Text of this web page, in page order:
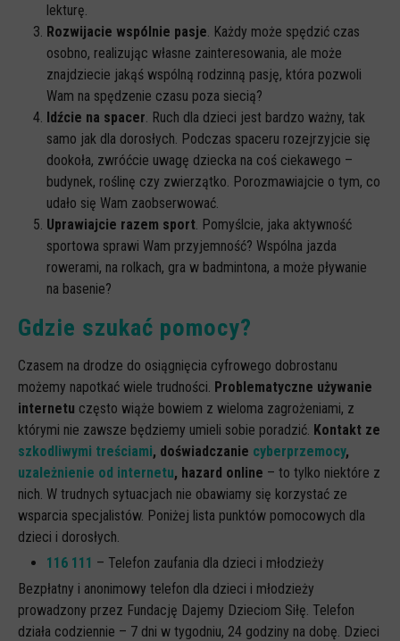
lekturę.
Rozwijacie wspólnie pasje . Każdy może spędzić czas
osobno, realizując własne zainteresowania, ale może
znajdziecie jakąś wspólną rodzinną pasję, która pozwoli
Wam na spędzenie czasu poza siecią?
Idźcie na spacer . Ruch dla dzieci jest bardzo ważny, tak
samo jak dla dorosłych. Podczas spaceru rozejrzyjcie się
dookoła, zwróćcie uwagę dziecka na coś ciekawego –
budynek, roślinę czy zwierzątko. Porozmawiajcie o tym, co
udało się Wam zaobserwować.
Uprawiajcie razem sport . Pomyślcie, jaka aktywność
sportowa sprawi Wam przyjemność? Wspólna jazda
rowerami, na rolkach, gra w badmintona, a może pływanie
na basenie?
Gdzie szukać pomocy?
Czasem na drodze do osiągnięcia cyfrowego dobrostanu
możemy napotkać wiele trudności. Problematyczne używanie
internetu często wiąże bowiem z wieloma zagrożeniami, z
którymi nie zawsze będziemy umieli sobie poradzić. Kontakt ze
szkodliwymi treściami, doświadczanie cyberprzemocy,
uzależnienie od internetu, hazard online – to tylko niektóre z
nich. W trudnych sytuacjach nie obawiamy się korzystać ze
wsparcia specjalistów. Poniżej lista punktów pomocowych dla
dzieci i dorosłych.
116 111 – Telefon zaufania dla dzieci i młodzieży
Bezpłatny i anonimowy telefon dla dzieci i młodzieży
prowadzony przez Fundację Dajemy Dzieciom Siłę. Telefon
działa codziennie – 7 dni w tygodniu, 24 godziny na dobę. Dzieci